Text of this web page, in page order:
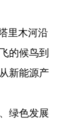
里木河沿
的候鸟到
新能源产
绿色发展